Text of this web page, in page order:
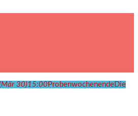
30)15:00 ProbenwochenendeDie